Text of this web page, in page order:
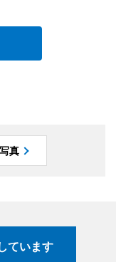
真
ています